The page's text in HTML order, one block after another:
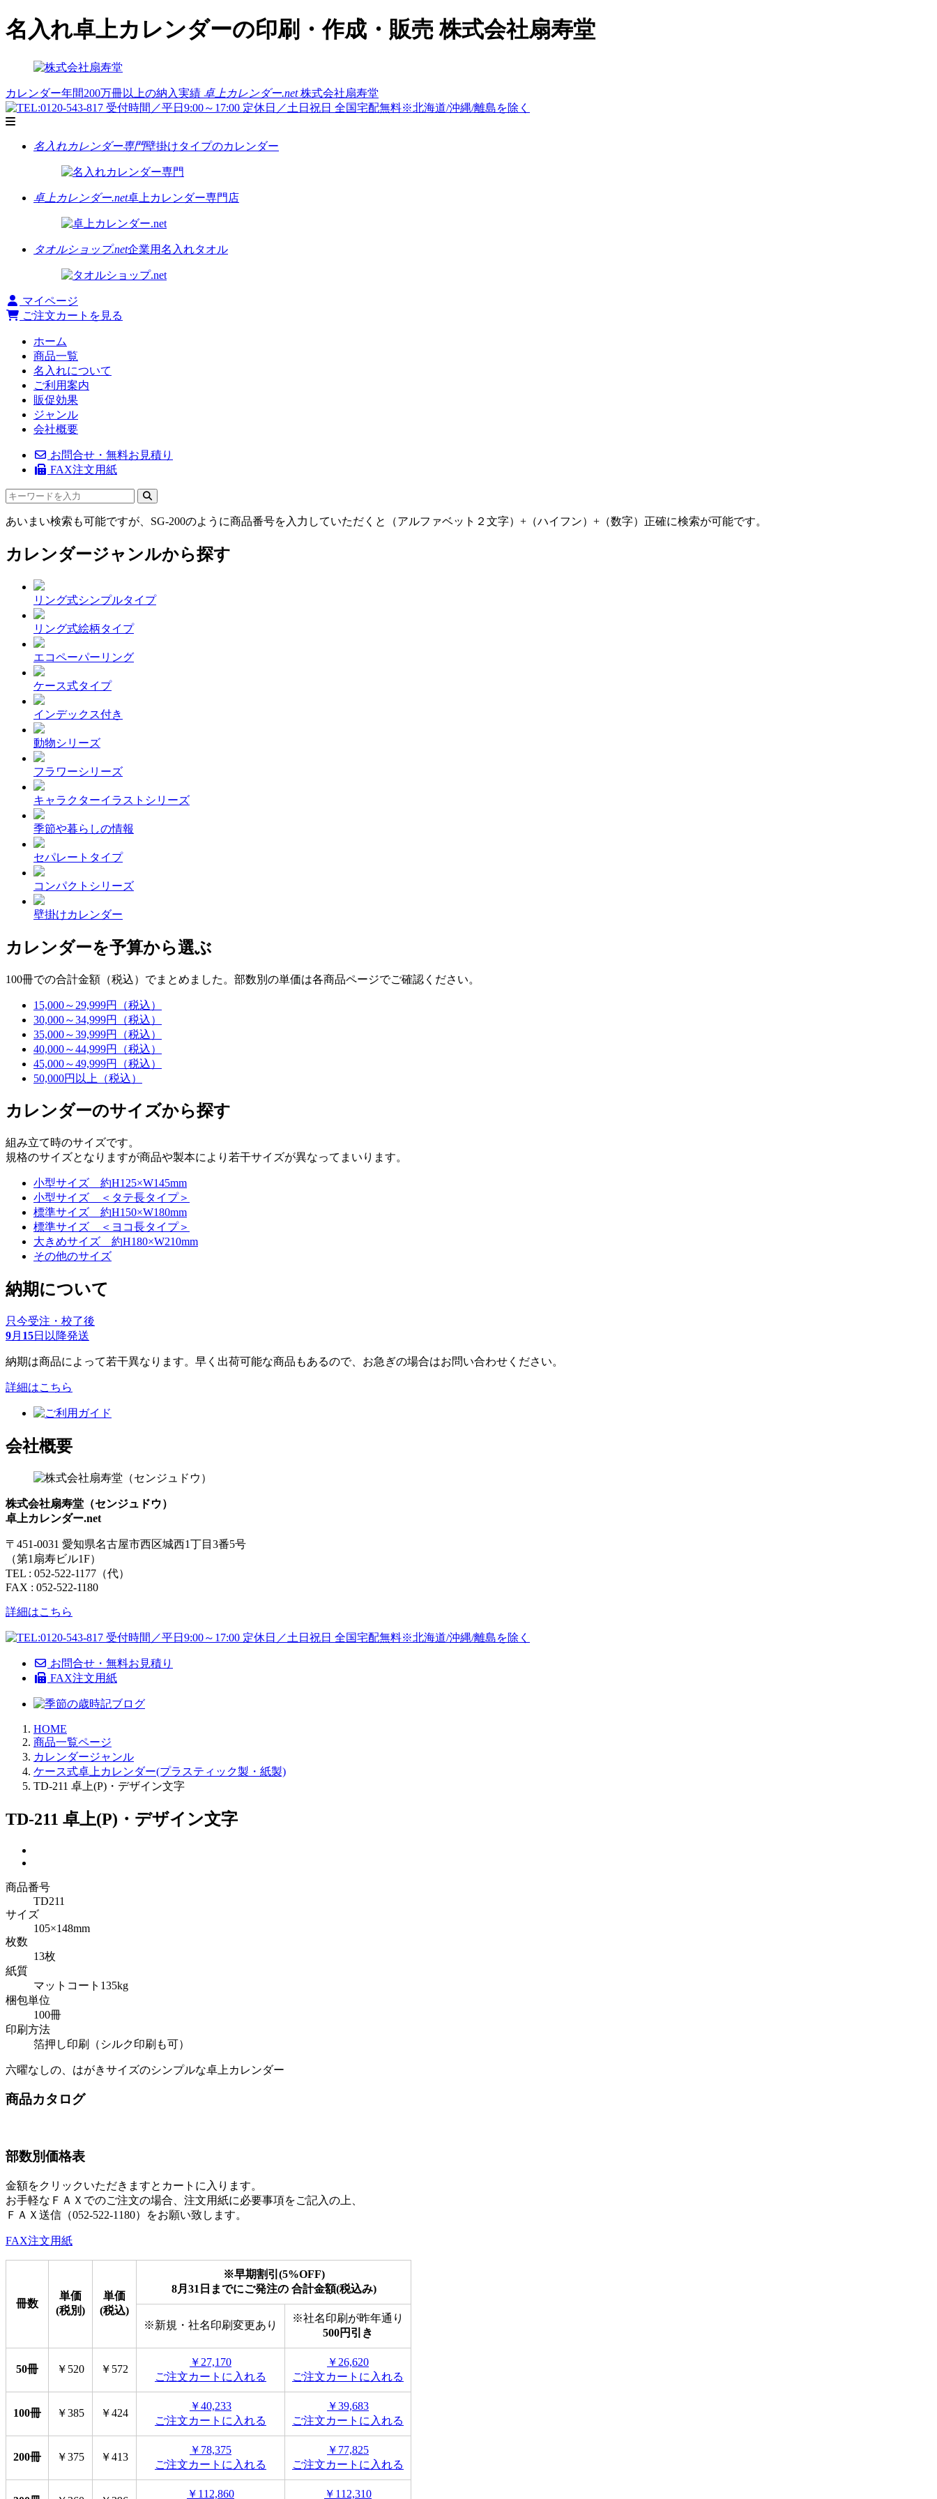
名入れ卓上カレンダーの印刷・作成・販売 株式会社扇寿堂
カレンダー年間200万冊以上の納入実績 卓上カレンダー.net 株式会社扇寿堂
名入れカレンダー専門壁掛けタイプのカレンダー
卓上カレンダー.net卓上カレンダー専門店
タオルショップ.net企業用名入れタオル
マイページ
ご注文カートを見る
ホーム
商品一覧
名入れについて
ご利用案内
販促効果
ジャンル
会社概要
お問合せ・無料お見積り
FAX注文用紙
あいまい検索も可能ですが、SG-200のように商品番号を入力していただくと（アルファベット２文字）+（ハイフン）+（数字）正確に検索が可能です。
カレンダージャンルから探す
リング式シンプルタイプ
リング式絵柄タイプ
エコペーパーリング
ケース式タイプ
インデックス付き
動物シリーズ
フラワーシリーズ
キャラクターイラストシリーズ
季節や暮らしの情報
セパレートタイプ
コンパクトシリーズ
壁掛けカレンダー
カレンダーを予算から選ぶ
100冊での合計金額（税込）でまとめました。部数別の単価は各商品ページでご確認ください。
15,000～29,999円（税込）
30,000～34,999円（税込）
35,000～39,999円（税込）
40,000～44,999円（税込）
45,000～49,999円（税込）
50,000円以上（税込）
カレンダーのサイズから探す
組み立て時のサイズです。
規格のサイズとなりますが商品や製本により若干サイズが異なってまいります。
小型サイズ 約H125×W145mm
小型サイズ ＜タテ長タイプ＞
標準サイズ 約H150×W180mm
標準サイズ ＜ヨコ長タイプ＞
大きめサイズ 約H180×W210mm
その他のサイズ
納期について
只今受注・校了後
9月 15日以降発送
納期は商品によって若干異なります。早く出荷可能な商品もあるので、お急ぎの場合はお問い合わせください。
詳細はこちら
会社概要
株式会社扇寿堂（センジュドウ）
卓上カレンダー.net
〒451-0031 愛知県名古屋市西区城西1丁目3番5号
（第1扇寿ビル1F）
TEL : 052-522-1177（代）
FAX : 052-522-1180
詳細はこちら
お問合せ・無料お見積り
FAX注文用紙
HOME
商品一覧ページ
カレンダージャンル
ケース式卓上カレンダー(プラスティック製・紙製)
TD-211 卓上(P)・デザイン文字
TD-211 卓上(P)・デザイン文字
商品番号
TD211
サイズ
105×148mm
枚数
13枚
紙質
マットコート135kg
梱包単位
100冊
印刷方法
箔押し印刷（シルク印刷も可）
六曜なしの、はがきサイズのシンプルな卓上カレンダー
商品カタログ
部数別価格表
金額をクリックいただきますとカートに入ります。
お手軽なＦＡＸでのご注文の場合、注文用紙に必要事項をご記入の上、
ＦＡＸ送信（052-522-1180）をお願い致します。
FAX注文用紙
冊数
単価
(税別)
単価
(税込)
※早期割引(5%OFF)
8月31日までにご発注の 合計金額(税込み)
※新規・社名印刷変更あり
※社名印刷が昨年通り
500円引き
50冊 ￥520 ￥572
￥27,170
ご注文カートに入れる
￥26,620
ご注文カートに入れる
100冊 ￥385 ￥424
￥40,233
ご注文カートに入れる
￥39,683
ご注文カートに入れる
200冊 ￥375 ￥413
￥78,375
ご注文カートに入れる
￥77,825
ご注文カートに入れる
￥112,860 ￥112,310